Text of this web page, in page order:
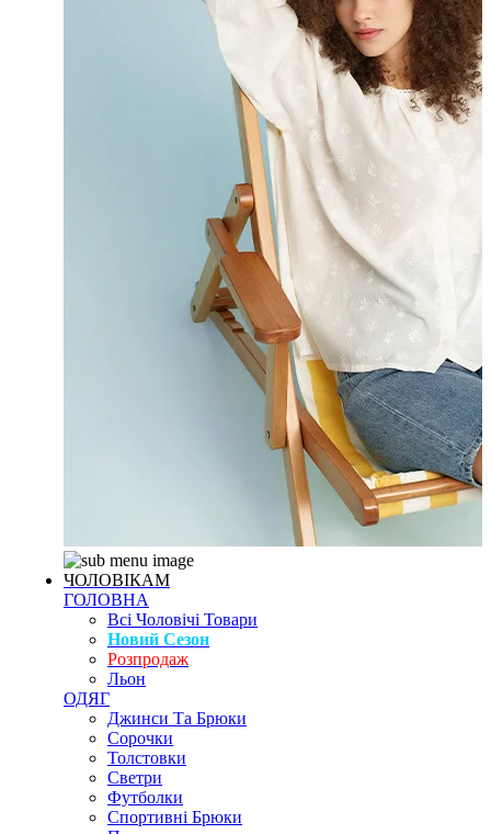
ЧОЛОВІКАМ
ГОЛОВНА
Всі Чоловічі Товари
Новий Сезон
Розпродаж
Льон
ОДЯГ
Джинси Та Брюки
Сорочки
Толстовки
Светри
Футболки
Спортивні Брюки